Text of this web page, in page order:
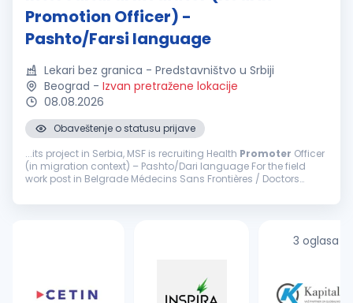
Promotion Officer) -
Pashto/Farsi language
Lekari bez granica - Predstavništvo u Srbiji
Beograd - Izvan pretražene lokacije
08.08.2026
Obaveštenje o statusu prijave
...its project in Serbia, MSF is recruiting Health Promoter Officer
(in migration context) – Pashto/Dari language For the field
work post in Belgrade Médecins Sans Frontières / Doctors
3 oglasa